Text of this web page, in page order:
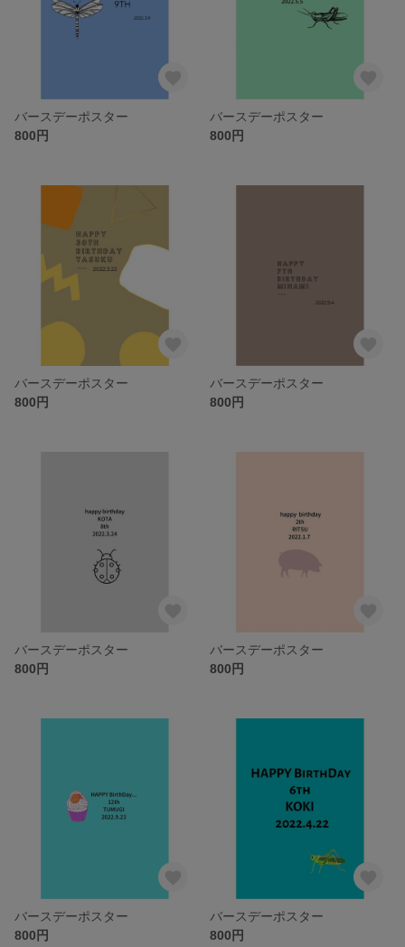
バースデーポスター
800円
バースデーポスター
800円
バースデーポスター
800円
バースデーポスター
800円
バースデーポスター
800円
バースデーポスター
800円
バースデーポスター
800円
バースデーポスター
800円